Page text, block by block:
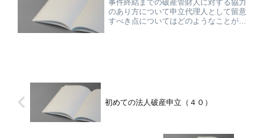
事件終結までの破産管財人に対する協力
のあり方について申立代理人として留意
すべき点についてはどのようなことがあ
初めての法人破産申立（４０）